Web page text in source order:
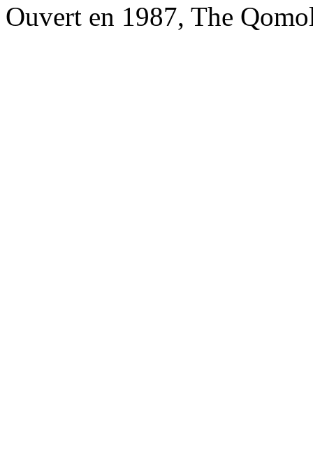
Ouvert en 1987, The